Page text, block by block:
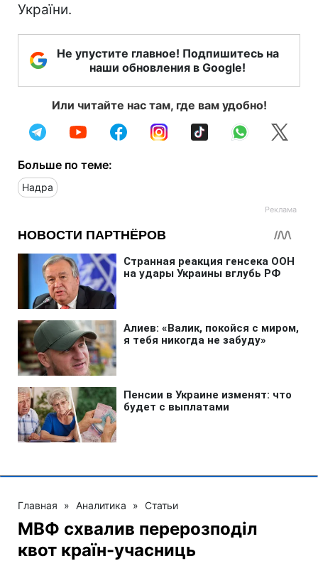
України.
Не упустите главное! Подпишитесь на
наши обновления в Google!
Или читайте нас там, где вам удобно!
Больше по теме:
Надра
Главная » Аналитика » Статьи
МВФ схвалив перерозподіл
квот країн-учасниць